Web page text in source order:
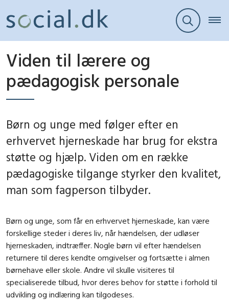
Viden til lærere og
pædagogisk personale
Børn og unge med følger efter en
erhvervet hjerneskade har brug for ekstra
støtte og hjælp. Viden om en række
pædagogiske tilgange styrker den kvalitet,
man som fagperson tilbyder.
Børn og unge, som får en erhvervet hjerneskade, kan være
forskellige steder i deres liv, når hændelsen, der udløser
hjerneskaden, indtræffer. Nogle børn vil efter hændelsen
returnere til deres kendte omgivelser og fortsætte i almen
børnehave eller skole. Andre vil skulle visiteres til
specialiserede tilbud, hvor deres behov for støtte i forhold til
udvikling og indlæring kan tilgodeses.